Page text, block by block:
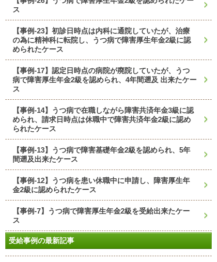
ス
【事例-23】初診日時点は内科に通院していたが、治療
の為に精神科に転院し、うつ病で障害厚生年金2級に認
められたケース
【事例-17】認定日時点の病院が廃院していたが、うつ
病で障害厚生年金2級を認められ、4年間遡及 出来たケー
ス
【事例-14】うつ病で在職しながら障害共済年金3級に認
められ、請求日時点は休職中で障害共済年金2級に認め
られたケース
【事例-13】うつ病で障害基礎年金2級を認められ、5年
間遡及出来たケース
【事例-12】うつ病を患い休職中に申請し、障害厚生年
金2級に認められたケース
【事例-7】うつ病で障害厚生年金2級を受給出来たケー
ス
受給事例の最新記事